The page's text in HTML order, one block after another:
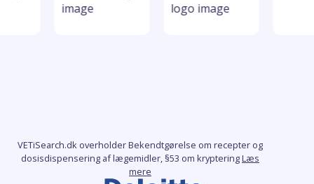
VETiSearch.dk overholder Bekendtgørelse om recepter og
dosisdispensering af lægemidler, §53 om krypteringLæs
mere